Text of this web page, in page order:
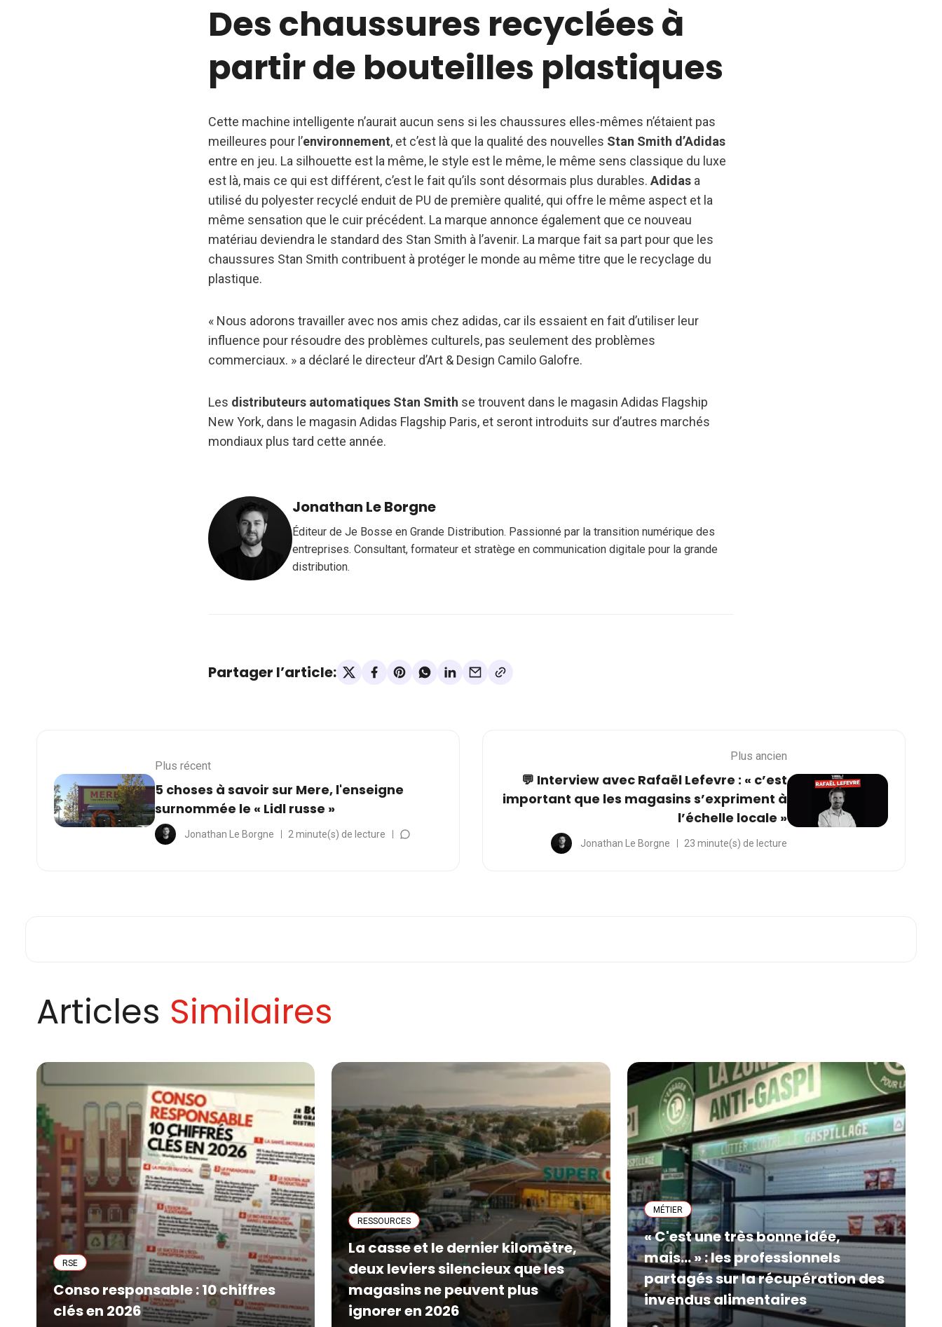
Des chaussures recyclées à
partir de bouteilles plastiques
Cette machine intelligente n’aurait aucun sens si les chaussures elles-mêmes n’étaient pas
meilleures pour l’environnement, et c’est là que la qualité des nouvelles Stan Smith d’Adidas
entre en jeu. La silhouette est la même, le style est le même, le même sens classique du luxe
est là, mais ce qui est différent, c’est le fait qu’ils sont désormais plus durables. Adidas a
utilisé du polyester recyclé enduit de PU de première qualité, qui offre le même aspect et la
même sensation que le cuir précédent. La marque annonce également que ce nouveau
matériau deviendra le standard des Stan Smith à l’avenir. La marque fait sa part pour que les
chaussures Stan Smith contribuent à protéger le monde au même titre que le recyclage du
plastique.
« Nous adorons travailler avec nos amis chez adidas, car ils essaient en fait d’utiliser leur
influence pour résoudre des problèmes culturels, pas seulement des problèmes
commerciaux. » a déclaré le directeur d’Art & Design Camilo Galofre.
Les distributeurs automatiques Stan Smith se trouvent dans le magasin Adidas Flagship
New York, dans le magasin Adidas Flagship Paris, et seront introduits sur d’autres marchés
mondiaux plus tard cette année.
Jonathan Le Borgne
Éditeur de Je Bosse en Grande Distribution. Passionné par la transition numérique des
entreprises. Consultant, formateur et stratège en communication digitale pour la grande
distribution.
Partager l’article:
Plus récent
5 choses à savoir sur Mere, l'enseigne
surnommée le « Lidl russe »
Jonathan Le Borgne 2 minute(s) de lecture
Plus ancien
💬 Interview avec Rafaël Lefevre : « c’est
important que les magasins s’expriment à
l’échelle locale »
Jonathan Le Borgne 23 minute(s) de lecture
Articles Similaires
RSE
Conso responsable : 10 chiffres
clés en 2026
RESSOURCES
La casse et le dernier kilomètre,
deux leviers silencieux que les
magasins ne peuvent plus
ignorer en 2026
MÉTIER
« C'est une très bonne idée,
mais... » : les professionnels
partagés sur la récupération des
invendus alimentaires